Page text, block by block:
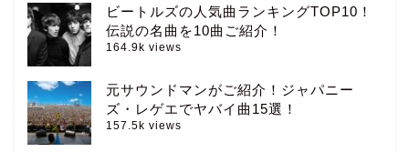
ビートルズの人気曲ランキングTOP10！
伝説の名曲を10曲ご紹介！
164.9k views
元サウンドマンがご紹介！ジャパニー
ズ・レゲエでヤバイ曲15選！
157.5k views